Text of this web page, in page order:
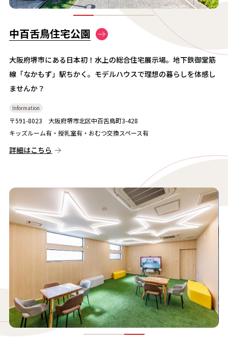
中百舌鳥住宅公園
大阪府堺市にある日本初！水上の総合住宅展示場。地下鉄御堂筋
線「なかもず」駅ちかく。モデルハウスで理想の暮らしを体感し
ませんか？
Information
〒591-8023 大阪府堺市北区中百舌鳥町3-428
キッズルーム有・授乳室有・おむつ交換スペース有
詳細はこちら